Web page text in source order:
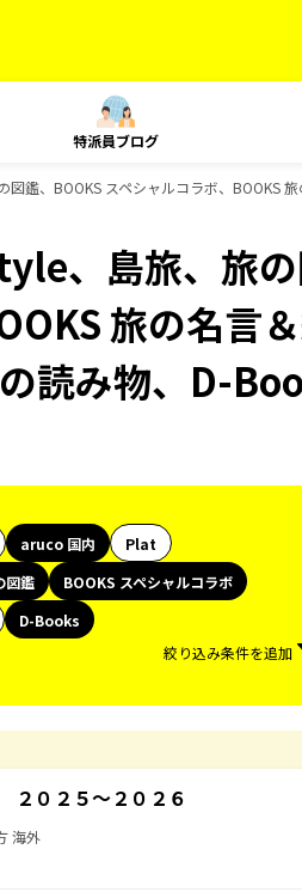
特派員ブログ
鑑、BOOKS スペシャルコラボ、BOOKS
、島旅、旅
旅の名言
読み物、D-
aruco 国内
Plat
図鑑
BOOKS スペシャルコラボ
D-Books
絞り込み条件を追加
０２５～２０２６
海外